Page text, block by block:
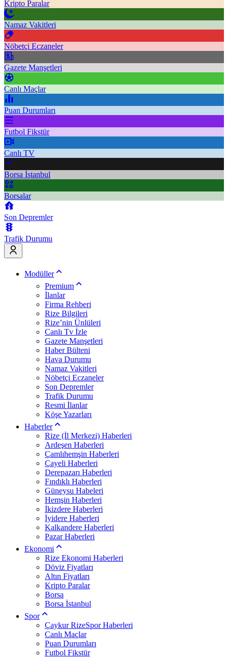
Kripto Paralar
Namaz Vakitleri
Nöbetçi Eczaneler
Gazete Manşetleri
Canlı Maçlar
Puan Durumları
Futbol Fikstür
Canlı TV
Borsa İstanbul
Borsalar
Son Depremler
Trafik Durumu
Modüller
Premium
İlanlar
Firma Rehberi
Rize Bilgileri
Rize’nin Ünlüleri
Canlı Tv İzle
Gazete Manşetleri
Haber Bülteni
Hava Durumu
Namaz Vakitleri
Nöbetçi Eczaneler
Son Depremler
Trafik Durumu
Resmi İlanlar
Köşe Yazarları
Haberler
Rize (İl Merkezi) Haberleri
Ardeşen Haberleri
Çamlıhemşin Haberleri
Çayeli Haberleri
Derepazarı Haberleri
Fındıklı Haberleri
Güneysu Habeleri
Hemşin Haberleri
İkizdere Haberleri
İyidere Haberleri
Kalkandere Haberleri
Pazar Haberleri
Ekonomi
Rize Ekonomi Haberleri
Döviz Fiyatları
Altın Fiyatları
Kripto Paralar
Borsa
Borsa İstanbul
Spor
Çaykur RizeSpor Haberleri
Canlı Maçlar
Puan Durumları
Futbol Fikstür